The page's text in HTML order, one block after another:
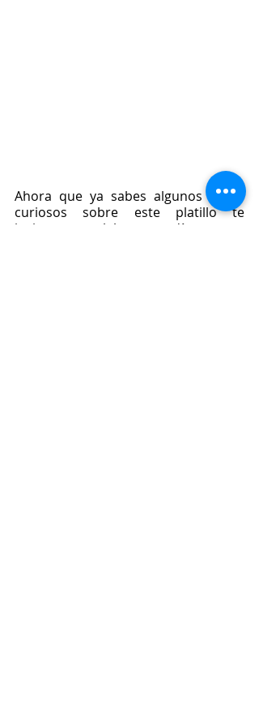
Ahora que ya sabes algunos datos
curiosos sobre este platillo te
invitamos a celebrar este día con una